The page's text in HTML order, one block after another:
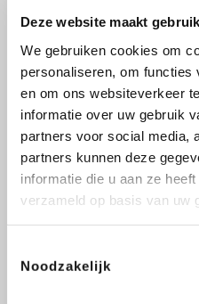
Deze website maakt
We gebruiken cookies om
personaliseren, om functies
en om ons websiteverkeer
informatie over uw gebruik
partners voor social media,
partners kunnen deze
informatie die u aan ze
verzameld op basis van uw
Noodzakelijk
Vind je vestiging |
Dit mag je van
Levenslange garantie
de montage
Montage gereed in 1
Huurvrije leenauto (excl.